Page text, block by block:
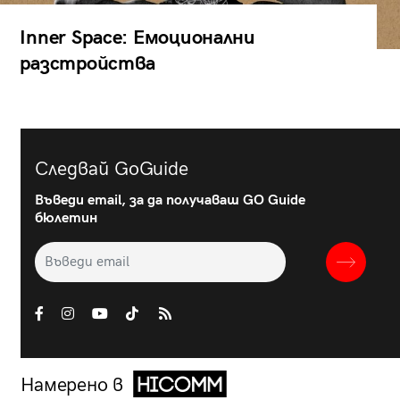
Inner Space: Емоционални
разстройства
Следвай GoGuide
Въведи email, за да получаваш GO Guide
бюлетин
Намерено в